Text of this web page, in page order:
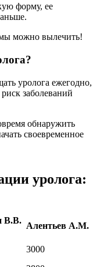
форму, ее
можно вылечить!
уролога ежегодно,
заболеваний
обнаружить
своевременное
уролога:
В.В.
Алентьев А.М.
3000